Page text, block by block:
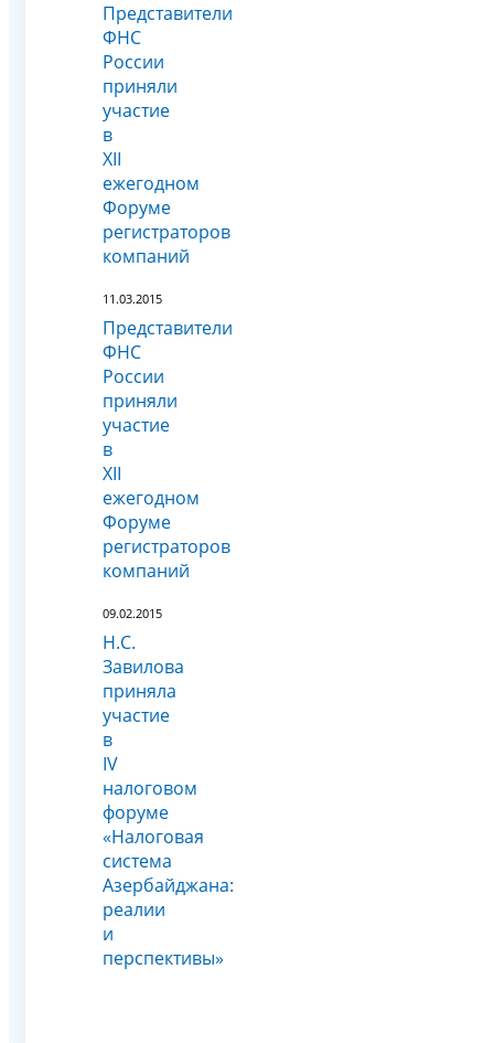
Представители
ФНС
России
приняли
участие
в
XII
ежегодном
Форуме
регистраторов
компаний
11.03.2015
Представители
ФНС
России
приняли
участие
в
XII
ежегодном
Форуме
регистраторов
компаний
09.02.2015
Н.С.
Завилова
приняла
участие
в
IV
налоговом
форуме
«Налоговая
система
Азербайджана:
реалии
и
перспективы»